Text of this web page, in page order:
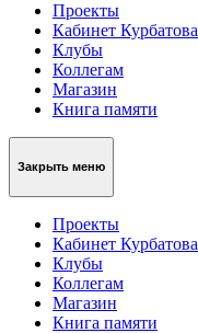
Проекты
Кабинет Курбатова
Клубы
Коллегам
Магазин
Книга памяти
Закрыть меню
Проекты
Кабинет Курбатова
Клубы
Коллегам
Магазин
Книга памяти